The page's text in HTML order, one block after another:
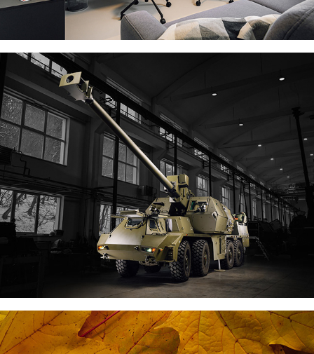
ZBROJÁRSTVO
PRODUKT